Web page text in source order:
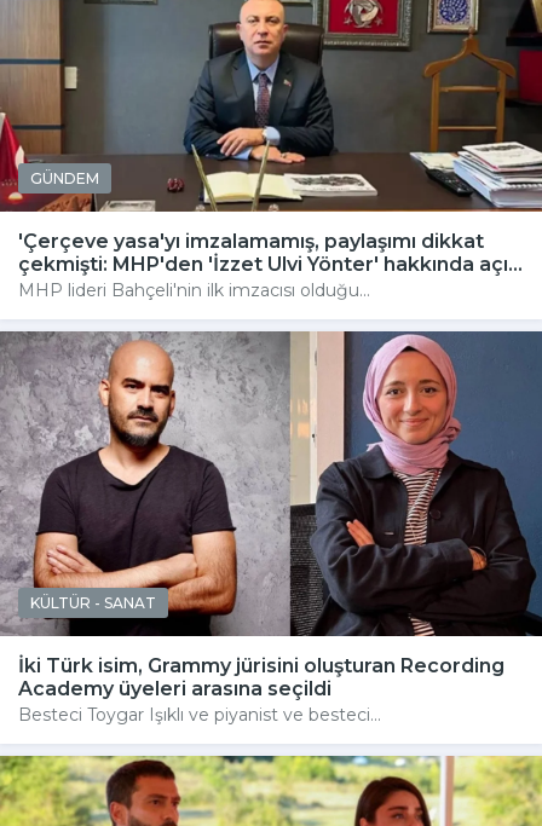
GÜNDEM
'Çerçeve yasa'yı imzalamamış, paylaşımı dikkat
çekmişti: MHP'den 'İzzet Ulvi Yönter' hakkında açı...
MHP lideri Bahçeli'nin ilk imzacısı olduğu...
KÜLTÜR - SANAT
İki Türk isim, Grammy jürisini oluşturan Recording
Academy üyeleri arasına seçildi
Besteci Toygar Işıklı ve piyanist ve besteci...